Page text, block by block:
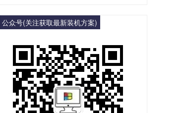
公众号(关注获取最新装机方案)